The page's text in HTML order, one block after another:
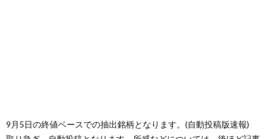
9月5日の終値ベースでの抽出銘柄となります。(自動投稿版速報)